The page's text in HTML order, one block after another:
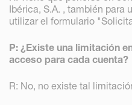
Ibérica, S.A. , también para
utilizar el formulario
P: ¿Existe una limitación
acceso para cada cuenta?
R: No, no existe tal